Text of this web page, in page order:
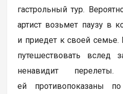
гастрольный тур.
артист возьмет паузу в
и приедет к своей семье.
путешествовать вслед
ненавидит
ей противопоказаны